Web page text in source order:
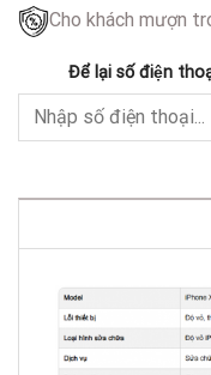
Cho khách mượn
Để lại số điện